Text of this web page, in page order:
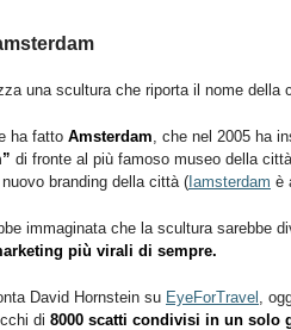
una scultura che riporta il nome
ha fatto Amsterdam, che nel 2005 ha
di fronte al più famoso museo della
branding della città ( Iamsterdam è
immaginata che la scultura sarebbe
più virali di sempre.
David Hornstein su EyeForTravel ,
di 8000 scatti condivisi in un solo